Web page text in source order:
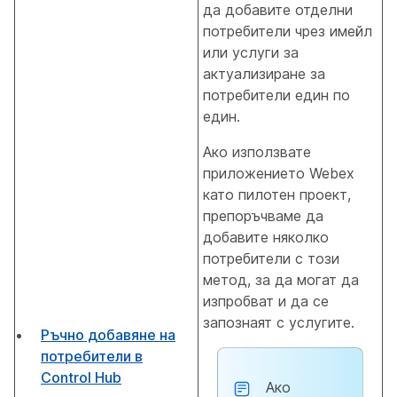
Ръчно добавяне на
потребители в
Control Hub
да добавите отделни
потребители чрез имейл
или услуги за
актуализиране за
потребители един по
един.
Ако използвате
приложението Webex
като пилотен проект,
препоръчваме да
добавите няколко
потребители с този
метод, за да могат да
изпробват и да се
запознаят с услугите.
Ако